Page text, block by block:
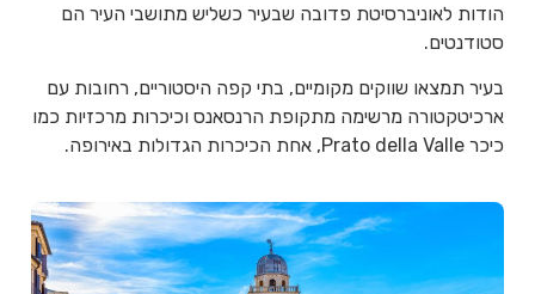
הודות לאוניברסיטת פדובה שבעיר כשליש מתושבי העיר הם
סטודנטים.
בעיר תמצאו שווקים מקומיים, בתי קפה היסטוריים, רחובות עם
ארכיטקטורה מרשימה מתקופת הרנסאנס וכיכרות מרכזיות כמו
כיכר Prato della Valle, אחת הכיכרות הגדולות באירופה.